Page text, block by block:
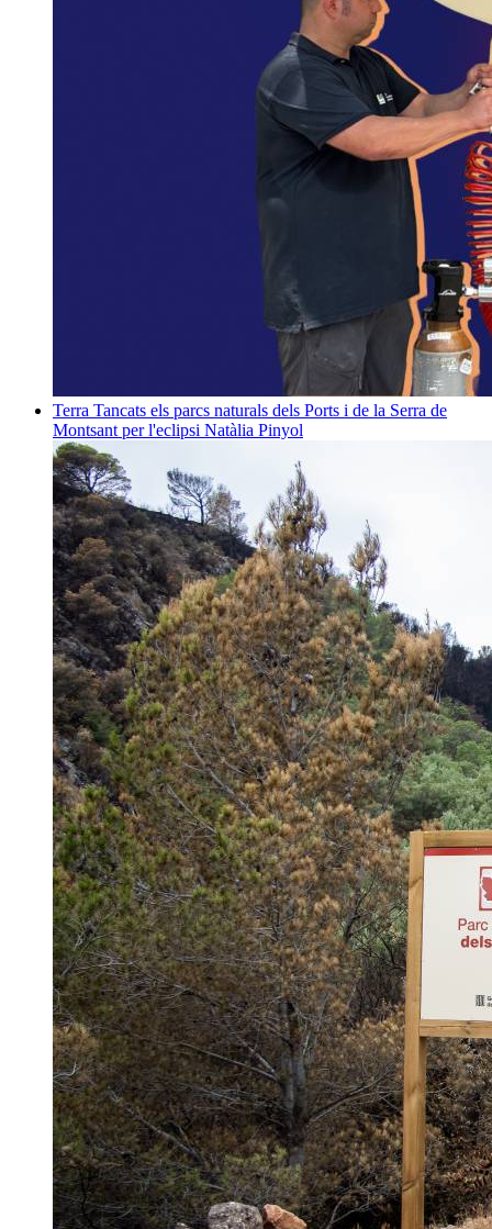
Terra Tancats els parcs naturals dels Ports i de la Serra de
Montsant per l'eclipsi Natàlia Pinyol